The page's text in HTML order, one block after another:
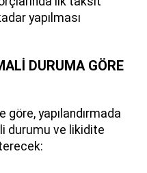
yapılması
DURUMA GÖRE
göre, yapılandırmada
durumu ve likidite